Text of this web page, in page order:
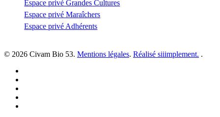
Espace privé Grandes Cultures
Espace privé Maraîchers
Espace privé Adhérents
© 2026 Civam Bio 53. Mentions légales. Réalisé siiimplement. .